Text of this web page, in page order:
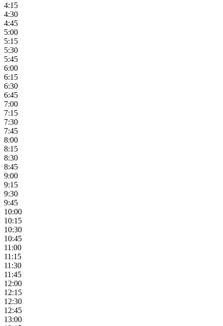
4:15
4:30
4:45
5:00
5:15
5:30
5:45
6:00
6:15
6:30
6:45
7:00
7:15
7:30
7:45
8:00
8:15
8:30
8:45
9:00
9:15
9:30
9:45
10:00
10:15
10:30
10:45
11:00
11:15
11:30
11:45
12:00
12:15
12:30
12:45
13:00